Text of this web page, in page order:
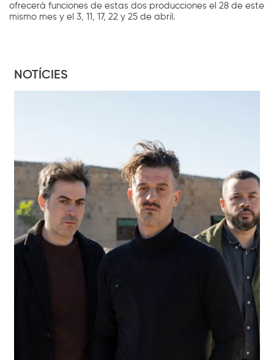
ofrecerá funciones de estas dos producciones el 28 de este
mismo mes y el 3, 11, 17, 22 y 25 de abril.
NOTÍCIES